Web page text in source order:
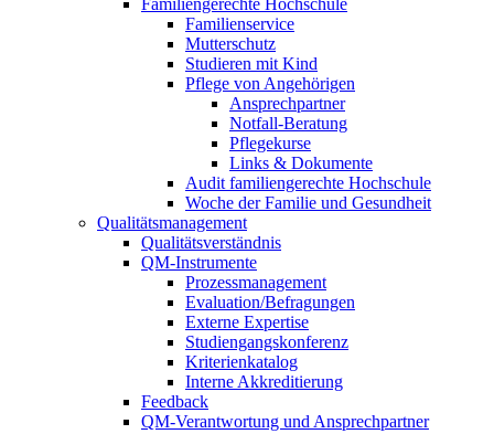
Familiengerechte Hochschule
Familienservice
Mutterschutz
Studieren mit Kind
Pflege von Angehörigen
Ansprechpartner
Notfall-Beratung
Pflegekurse
Links & Dokumente
Audit familiengerechte Hochschule
Woche der Familie und Gesundheit
Qualitätsmanagement
Qualitätsverständnis
QM-Instrumente
Prozessmanagement
Evaluation/Befragungen
Externe Expertise
Studiengangskonferenz
Kriterienkatalog
Interne Akkreditierung
Feedback
QM-Verantwortung und Ansprechpartner